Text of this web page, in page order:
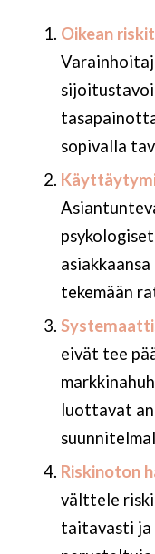
Oikean
sopivalla
tekemään
eivät tee
luottavat
Riskinoton
välttele
taitavasti ja